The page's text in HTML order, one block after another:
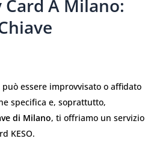
Card A Milano:
essere improvvisato o affidato
specifica e, soprattutto,
di Milano, ti offriamo un servizio
KESO.